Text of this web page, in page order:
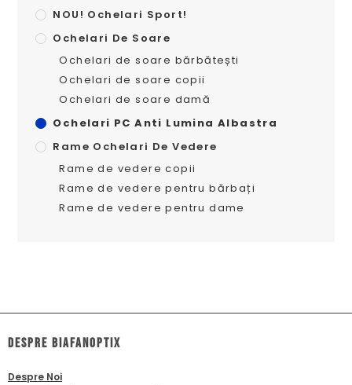
NOU! Ochelari Sport!
Ochelari De Soare
Ochelari de soare bărbătești
Ochelari de soare copii
Ochelari de soare damă
Ochelari PC Anti Lumina Albastra
Rame Ochelari De Vedere
Rame de vedere copii
Rame de vedere pentru bărbați
Rame de vedere pentru dame
dESPRE biafanoptix
Despre Noi